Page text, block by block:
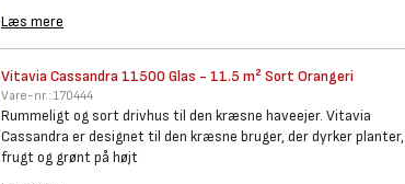
Læs mere
Vitavia Cassandra 11500 Glas - 11.5 m² Sort Orangeri
Vare-nr.: 170444
Rummeligt og sort drivhus til den kræsne haveejer. Vitavia
Cassandra er designet til den kræsne bruger, der dyrker planter,
frugt og grønt på højt